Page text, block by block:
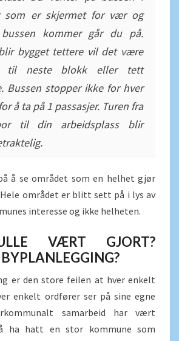
som er skjermet for vær og
kommer går du på.
bygget tettere vil det være
til neste blokk eller tett
Bussen stopper ikke for hver
å ta på 1 passasjer. Turen fra
til din arbeidsplass blir
å se området som en helhet gjør
området er blitt sett på i lys av
interesse og ikke helheten.
VÆRT GJORT?
er den store feilen at hver enkelt
enkelt ordfører ser på sine egne
samarbeid har vært
å ha hatt en stor kommune som